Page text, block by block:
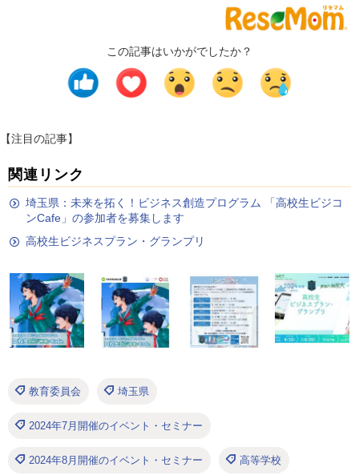
この記事はいかがでしたか？
【注目の記事】
関連リンク
埼玉県：未来を拓く！ビジネス創造プログラム 「高校生ビジコ
ンCafe」の参加者を募集します
高校生ビジネスプラン・グランプリ
教育委員会 埼玉県
2024年7月開催のイベント・セミナー
2024年8月開催のイベント・セミナー 高等学校